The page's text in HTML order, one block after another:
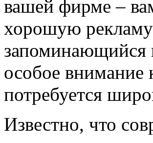
вашей фирме –
хорошую
запоминающийся
особое внимание
потребуется
Известно, что